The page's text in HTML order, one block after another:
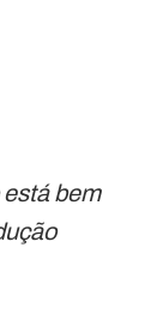
bem